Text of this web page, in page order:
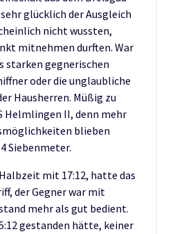
glücklich der Ausgleich
nicht wussten,
mitnehmen durften. War
starken gegnerischen
oder die unglaubliche
Hausherren. Müßig zu
Helmlingen II, denn mehr
blieben
Siebenmeter.
mit 17:12, hatte das
der Gegner war mit
mehr als gut bedient.
gestanden hätte, keiner